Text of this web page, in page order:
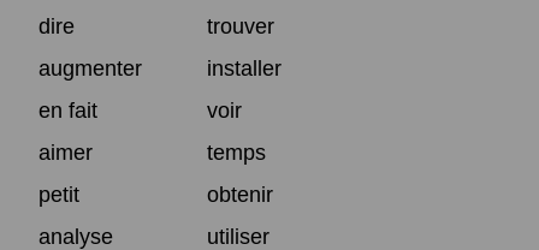
dire
trouver
augmenter
installer
en fait
voir
aimer
temps
petit
obtenir
analyse
utiliser